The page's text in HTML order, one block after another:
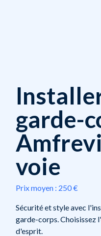
garde-
voie
Prix moyen : 250 €
Sécurité et style avec
garde-corps. Choisissez
d'esprit.